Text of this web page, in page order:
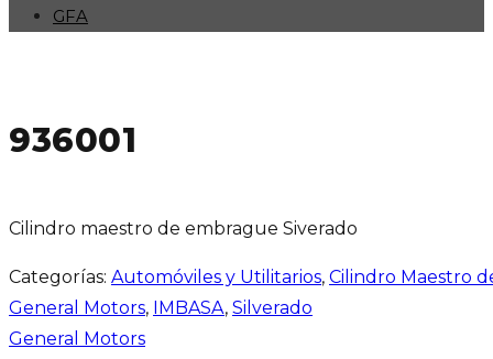
GFA
936001
Cilindro maestro de embrague Siverado
Categorías: Automóviles y Utilitarios, Cilindro Maestro
General Motors, IMBASA, Silverado
General Motors